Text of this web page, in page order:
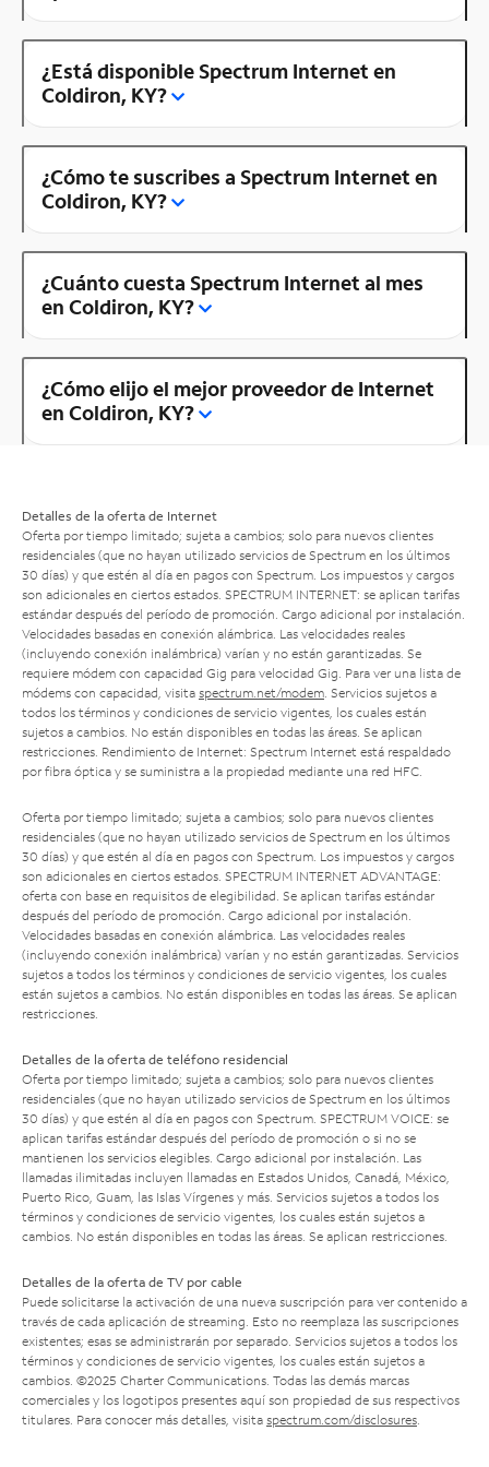
¿Está disponible Spectrum Internet en
Coldiron, KY?
¿Cómo te suscribes a Spectrum Internet en
Coldiron, KY?
¿Cuánto cuesta Spectrum Internet al mes
en Coldiron, KY?
¿Cómo elijo el mejor proveedor de Internet
en Coldiron, KY?
Detalles de la oferta de Internet
Oferta por tiempo limitado; sujeta a cambios; solo para nuevos clientes
residenciales (que no hayan utilizado servicios de Spectrum en los últimos
30 días) y que estén al día en pagos con Spectrum. Los impuestos y cargos
son adicionales en ciertos estados. SPECTRUM INTERNET: se aplican tarifas
estándar después del período de promoción. Cargo adicional por instalación.
Velocidades basadas en conexión alámbrica. Las velocidades reales
(incluyendo conexión inalámbrica) varían y no están garantizadas. Se
requiere módem con capacidad Gig para velocidad Gig. Para ver una lista de
módems con capacidad, visita spectrum.net/modem . Servicios sujetos a
todos los términos y condiciones de servicio vigentes, los cuales están
sujetos a cambios. No están disponibles en todas las áreas. Se aplican
restricciones. Rendimiento de Internet: Spectrum Internet está respaldado
por fibra óptica y se suministra a la propiedad mediante una red HFC.
Oferta por tiempo limitado; sujeta a cambios; solo para nuevos clientes
residenciales (que no hayan utilizado servicios de Spectrum en los últimos
30 días) y que estén al día en pagos con Spectrum. Los impuestos y cargos
son adicionales en ciertos estados. SPECTRUM INTERNET ADVANTAGE:
oferta con base en requisitos de elegibilidad. Se aplican tarifas estándar
después del período de promoción. Cargo adicional por instalación.
Velocidades basadas en conexión alámbrica. Las velocidades reales
(incluyendo conexión inalámbrica) varían y no están garantizadas. Servicios
sujetos a todos los términos y condiciones de servicio vigentes, los cuales
están sujetos a cambios. No están disponibles en todas las áreas. Se aplican
restricciones.
Detalles de la oferta de teléfono residencial
Oferta por tiempo limitado; sujeta a cambios; solo para nuevos clientes
residenciales (que no hayan utilizado servicios de Spectrum en los últimos
30 días) y que estén al día en pagos con Spectrum. SPECTRUM VOICE: se
aplican tarifas estándar después del período de promoción o si no se
mantienen los servicios elegibles. Cargo adicional por instalación. Las
llamadas ilimitadas incluyen llamadas en Estados Unidos, Canadá, México,
Puerto Rico, Guam, las Islas Vírgenes y más. Servicios sujetos a todos los
términos y condiciones de servicio vigentes, los cuales están sujetos a
cambios. No están disponibles en todas las áreas. Se aplican restricciones.
Detalles de la oferta de TV por cable
Puede solicitarse la activación de una nueva suscripción para ver contenido a
través de cada aplicación de streaming. Esto no reemplaza las suscripciones
existentes; esas se administrarán por separado. Servicios sujetos a todos los
términos y condiciones de servicio vigentes, los cuales están sujetos a
cambios. ©2025 Charter Communications. Todas las demás marcas
comerciales y los logotipos presentes aquí son propiedad de sus respectivos
titulares. Para conocer más detalles, visita spectrum.com/disclosures